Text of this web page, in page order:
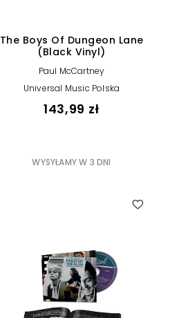
The Boys Of Dungeon Lane
(Black Vinyl)
Paul McCartney
Universal Music Polska
143,99 zł
WYSYŁAMY W 3 DNI